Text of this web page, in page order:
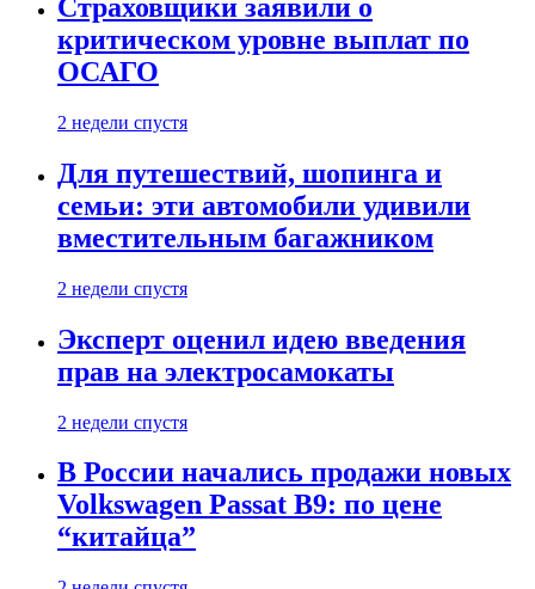
Страховщики заявили о
критическом уровне выплат по
ОСАГО
2 недели спустя
Для путешествий, шопинга и
семьи: эти автомобили удивили
вместительным багажником
2 недели спустя
Эксперт оценил идею введения
прав на электросамокаты
2 недели спустя
В России начались продажи новых
Volkswagen Passat B9: по цене
“китайца”